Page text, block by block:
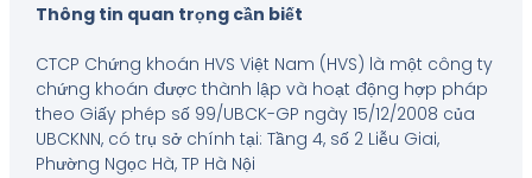
Thông tin quan trọng cần biết
CTCP Chứng khoán HVS Việt Nam (HVS) là một công ty
chứng khoán được thành lập và hoạt động hợp pháp
theo Giấy phép số 99/UBCK-GP ngày 15/12/2008 của
UBCKNN, có trụ sở chính tại: Tầng 4, số 2 Liễu Giai,
Phường Ngọc Hà, TP Hà Nội